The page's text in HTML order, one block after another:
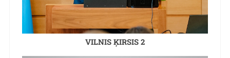
VILNIS ĶIRSIS 2